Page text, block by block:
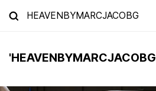
'HEAVENBYMARCJACOBG